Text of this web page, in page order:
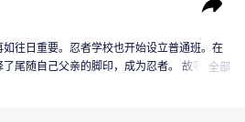
往日重要。忍者学校也开始设立普通班。在
尾随自己父亲的脚印，成为忍者。 故事以这
全部